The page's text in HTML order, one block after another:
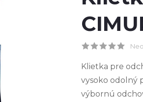
Klietka pre
vysoko odolný
výbornú